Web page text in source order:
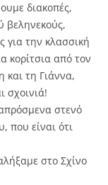
διακοπές,
βεληνεκούς,
για την κλασσική
κορίτσια από τον
και τη Γιάννα,
σχοινιά!
στενό
που είναι ότι
στο Σχίνο